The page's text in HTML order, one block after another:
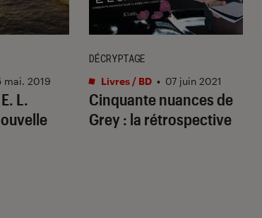
L.
mai. 2019
Cinquante nuances de
Grey : la rétrospective
DÉCRYPTAGE
Livres / BD • 07 juin 2021